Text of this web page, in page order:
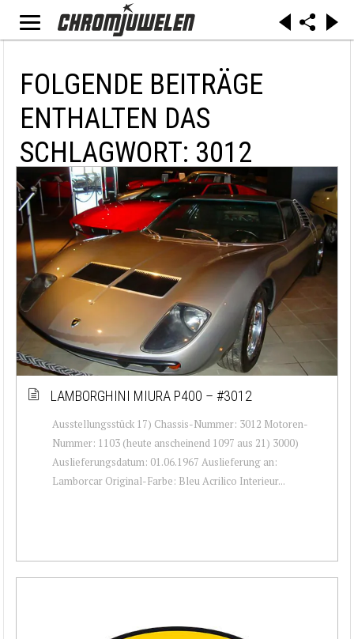
FOLGENDE BEITRÄGE
ENTHALTEN DAS
SCHLAGWORT: 3012
LAMBORGHINI MIURA P400 – #3012
Ausstellungsstück 17) Chassis-Nummer: 3012 Motoren-
Nummer: 1103 (heute anscheinend 1097 aus 21) 3000)
Auslieferungsdatum: 01.06.1967 Auslieferung an:
Lamborcar Original-Farbe: Bleu Acrilico Interieur...